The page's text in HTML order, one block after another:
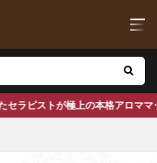
ロママッサージで心も身体もほ